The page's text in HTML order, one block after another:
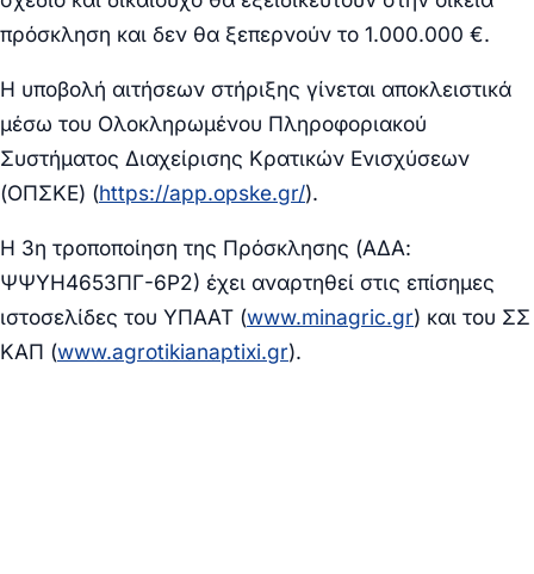
πρόσκληση και δεν θα ξεπερνούν το 1.000.000 €.
Η υποβολή αιτήσεων στήριξης γίνεται αποκλειστικά
μέσω του Ολοκληρωμένου Πληροφοριακού
Συστήματος Διαχείρισης Κρατικών Ενισχύσεων
(ΟΠΣΚΕ) (https://app.opske.gr/).
Η 3η τροποποίηση της Πρόσκλησης (ΑΔΑ:
ΨΨΥΗ4653ΠΓ-6Ρ2) έχει αναρτηθεί στις επίσημες
ιστοσελίδες του ΥΠΑΑΤ (www.minagric.gr) και του ΣΣ
ΚΑΠ (www.agrotikianaptixi.gr).